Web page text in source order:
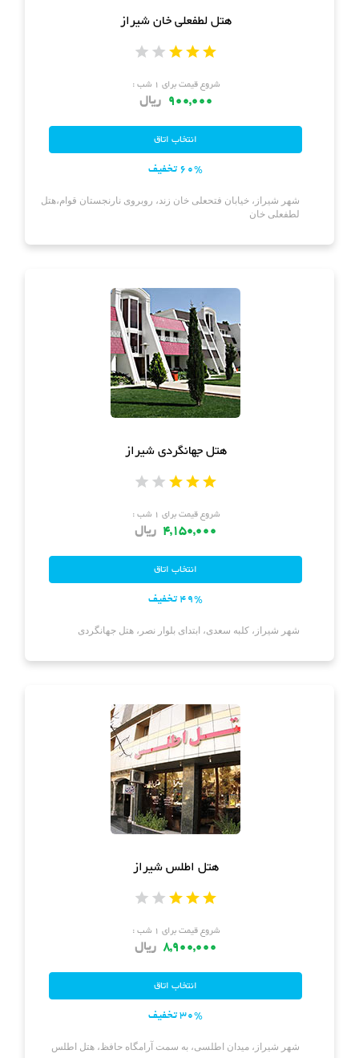
هتل لطفعلی خان شیراز
شروع قیمت برای ۱ شب :
900,000 ریال
60% تخفیف
شهر شیراز، خیابان فتحعلی خان زند، روبروی نارنجستان قوام،هتل
لطفعلی خان
هتل جهانگردی شیراز
شروع قیمت برای ۱ شب :
4,150,000 ریال
49% تخفیف
شهر شیراز، کلبه سعدی، ابتدای بلوار نصر، هتل جهانگردی
هتل اطلس شیراز
شروع قیمت برای ۱ شب :
8,900,000 ریال
30% تخفیف
شهر شیراز، میدان اطلسی، به سمت آرامگاه حافظ، هتل اطلس